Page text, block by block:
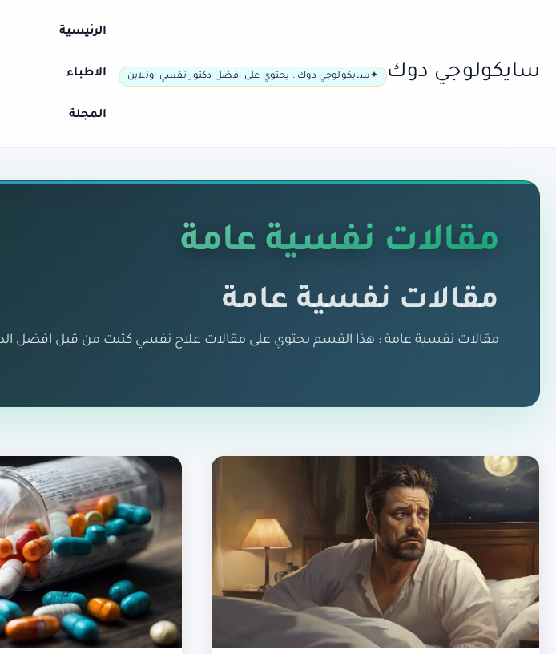
سايكولوجي دوك سايكولوجي دوك : يحتوي على افضل دكتور نفسي اونلاين
الرئيسية
الاطباء
المجلة
مقالات نفسية عامة
مقالات نفسية عامة
مقالات نفسية عامة : هذا القسم يحتوي على مقالات علاج نفسي كتبت من قبل افضل